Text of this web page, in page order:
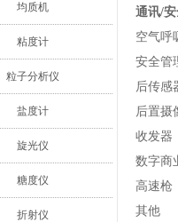
均质机
粘度计
粒子分析仪
盐度计
旋光仪
糖度仪
折射仪
通讯/
空气呼
安全管
后传感
后置摄
收发器
数字商
高速枪
其他